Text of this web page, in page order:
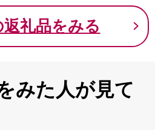
礼品をみる
みた人が見て